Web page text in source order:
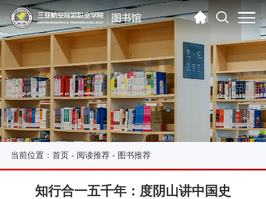
当前位置： 首页- 阅读推荐- 图书推荐
知行合一五千年：度阴山讲中国史